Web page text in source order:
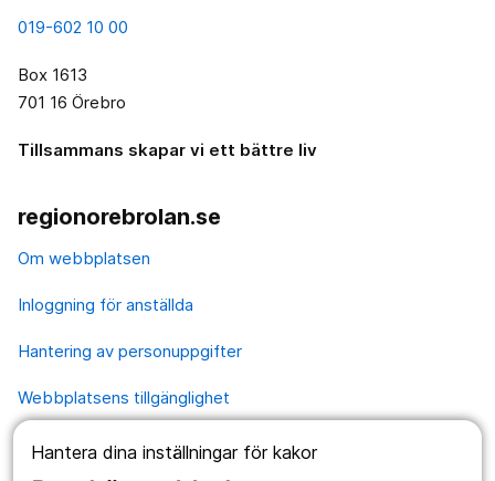
Hantera dina inställningar för kakor
019-602 10 00
Box 1613
701 16 Örebro
Tillsammans skapar vi ett bättre liv
regionorebrolan.se
Om webbplatsen
Inloggning för anställda
Hantering av personuppgifter
Webbplatsens tillgänglighet
Våra webbplatser